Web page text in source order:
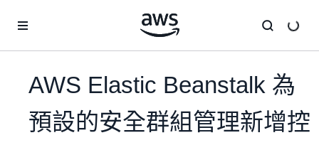
AWS Elastic Beanstalk 為
預設的安全群組管理新增控